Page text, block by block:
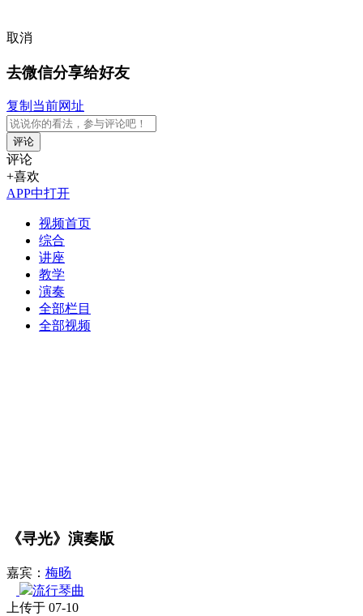
取消
去微信分享给好友
复制当前网址
评论
评论
+喜欢
APP中打开
视频首页
综合
讲座
教学
演奏
全部栏目
全部视频
《寻光》演奏版
嘉宾： 梅旸
流行琴曲
上传于 07-10